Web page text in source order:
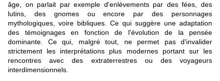
âge, on parlait par exemple d'enlèvements par des fées, des
lutins, des gnomes ou encore par des personnages
mythologiques, voire bibliques. Ce qui suggère une adaptation
des témoignages en fonction de l'évolution de la pensée
dominante. Ce qui, malgré tout, ne permet pas d'invalider
strictement les interprétations plus modernes portant sur les
rencontres avec des extraterrestres ou des voyageurs
interdimensionnels.